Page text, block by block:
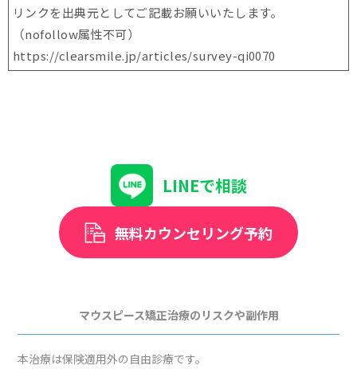
リンクを出典元としてご記載お願いいたします。
（nofollow属性不可）
https://clearsmile.jp/articles/survey-qi0070
LINEで相談
無料カウンセリング予約
マウスピース矯正治療のリスクや副作用
本治療は保険適用外の自由診療です。